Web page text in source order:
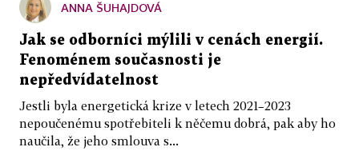
ANNA ŠUHAJDOVÁ
Jak se odborníci mýlili v cenách energií.
Fenoménem současnosti je
nepředvídatelnost
Jestli byla energetická krize v letech 2021–2023
nepoučenému spotřebiteli k něčemu dobrá, pak aby ho
naučila, že jeho smlouva s...